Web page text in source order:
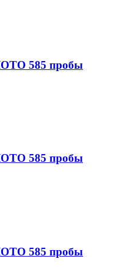
585 пробы
585 пробы
585 пробы